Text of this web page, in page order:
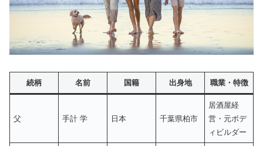
続柄 名前 国籍 出身地 職業・特徴
父 手計 学 日本 千葉県柏市
居酒屋経
営・元ボデ
ィビルダー